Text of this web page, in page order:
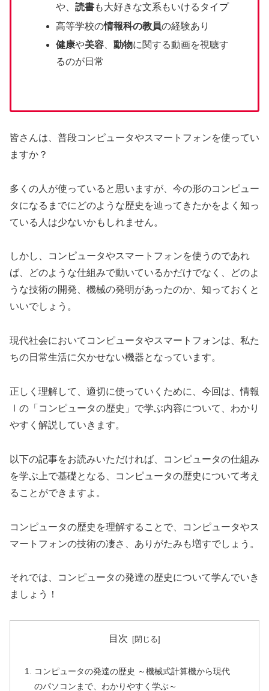
や、読書も大好きな文系もいけるタイプ
高等学校の情報科の教員の経験あり
健康や美容 、動物に関する動画を視聴す
るのが日常
皆さんは、普段コンピュータやスマートフォンを使ってい
ますか？
多くの人が使っていると思いますが、今の形のコンピュー
タになるまでにどのような歴史を辿ってきたかをよく知っ
ている人は少ないかもしれません。
しかし、コンピュータやスマートフォンを使うのであれ
ば、どのような仕組みで動いているかだけでなく、どのよ
うな技術の開発、機械の発明があったのか、知っておくと
いいでしょう。
現代社会においてコンピュータやスマートフォンは、私た
ちの日常生活に欠かせない機器となっています。
正しく理解して、適切に使っていくために、今回は、情報
Ⅰの「コンピュータの歴史」で学ぶ内容について、わかり
やすく解説していきます。
以下の記事をお読みいただければ、コンピュータの仕組み
を学ぶ上で基礎となる、コンピュータの歴史について考え
ることができますよ。
コンピュータの歴史を理解することで、コンピュータやス
マートフォンの技術の凄さ、ありがたみも増すでしょう。
それでは、コンピュータの発達の歴史について学んでいき
ましょう！
目次
コンピュータの発達の歴史 ～機械式計算機から現代
のパソコンまで、わかりやすく学ぶ～